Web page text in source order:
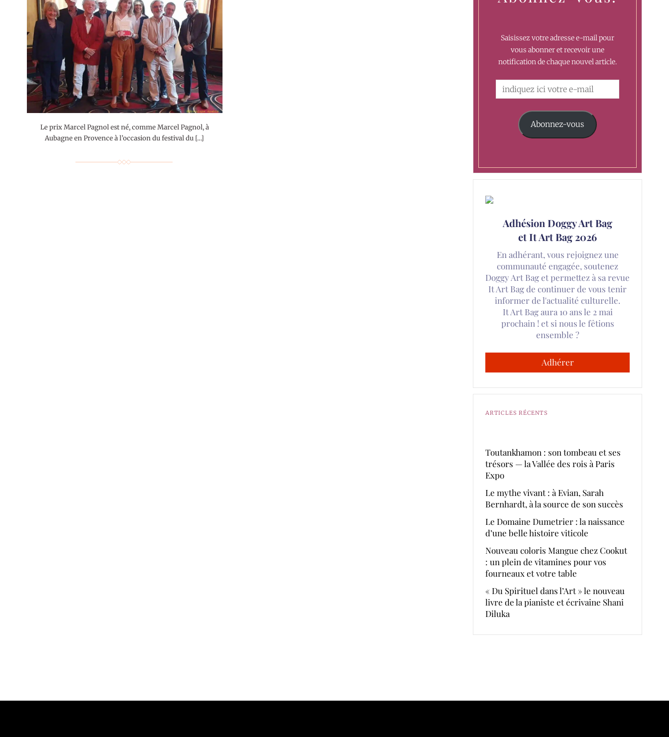
Le prix Marcel Pagnol est né, comme Marcel Pagnol, à
Aubagne en Provence à l’occasion du festival du […]
Saisissez votre adresse e-mail pour
vous abonner et recevoir une
notification de chaque nouvel article.
Abonnez-vous
Adhésion Doggy Art Bag
et It Art Bag 2026
En adhérant, vous rejoignez une
communauté engagée, soutenez
Doggy Art Bag et permettez à sa revue
It Art Bag de continuer de vous tenir
informer de l'actualité culturelle.
It Art Bag aura 10 ans le 2 mai
prochain ! et si nous le fêtions
ensemble ?
Adhérer
ARTICLES RÉCENTS
Toutankhamon : son tombeau et ses
trésors — la Vallée des rois à Paris
Expo
Le mythe vivant : à Evian, Sarah
Bernhardt, à la source de son succès
Le Domaine Dumetrier : la naissance
d’une belle histoire viticole
Nouveau coloris Mangue chez Cookut
: un plein de vitamines pour vos
fourneaux et votre table
« Du Spirituel dans l’Art » le nouveau
livre de la pianiste et écrivaine Shani
Diluka